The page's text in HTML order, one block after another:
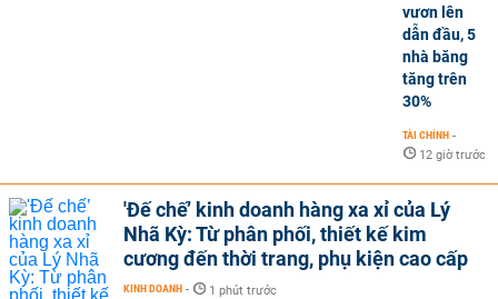
vươn lên
dẫn đầu, 5
nhà băng
tăng trên
30%
TÀI CHÍNH -
12 giờ trước
'Đế chế’ kinh doanh hàng xa xỉ của Lý
Nhã Kỳ: Từ phân phối, thiết kế kim
cương đến thời trang, phụ kiện cao cấp
KINH DOANH - 1 phút trước